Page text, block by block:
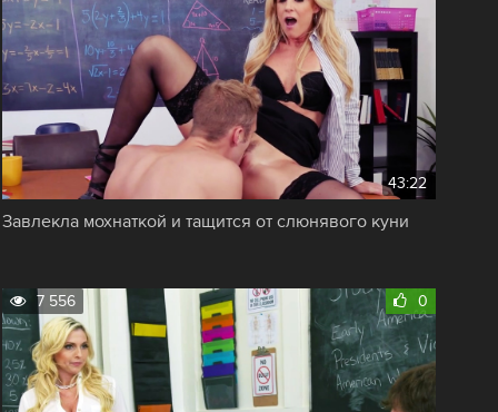
43:22
Завлекла мохнаткой и тащится от слюнявого куни
0
7 556